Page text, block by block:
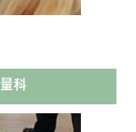
科